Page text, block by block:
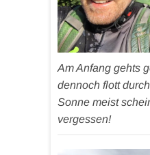
Am Anfang gehts
dennoch flott
Sonne meist
vergessen!